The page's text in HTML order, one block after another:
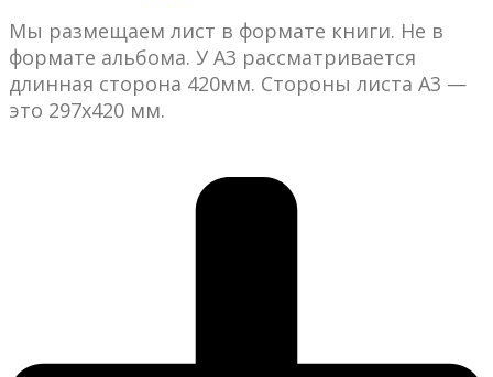
Мы размещаем лист в формате книги. Не в
формате альбома. У А3 рассматривается
длинная сторона 420мм. Стороны листа А3 —
это 297х420 мм.